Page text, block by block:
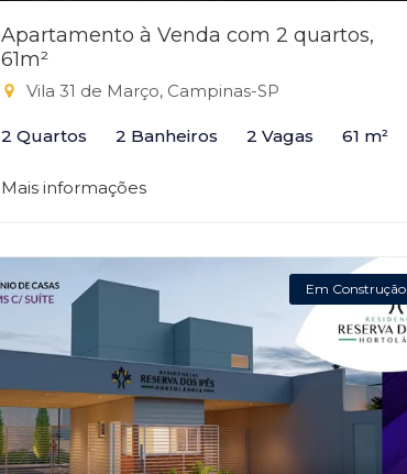
Apartamento à Venda com 2 quartos,
61m²
Vila 31 de Março, Campinas-SP
2 Quartos 2 Banheiros 2 Vagas 61 m²
Mais informações
Em Construção